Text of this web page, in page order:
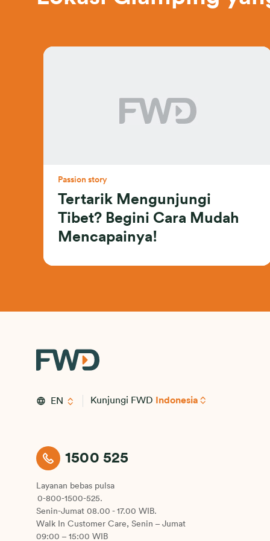
Passion story
Tertarik Mengunjungi
Tibet? Begini Cara Mudah
Mencapainya!
EN Kunjungi FWD Indonesia
1500 525
Layanan bebas pulsa
0-800-1500-525.
Senin-Jumat 08.00 - 17.00 WIB.
Walk In Customer Care, Senin – Jumat
09:00 – 15:00 WIB